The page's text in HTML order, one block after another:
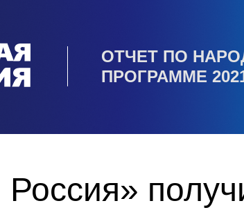
ОТЧЕТ ПО
ПРОГРАММЕ